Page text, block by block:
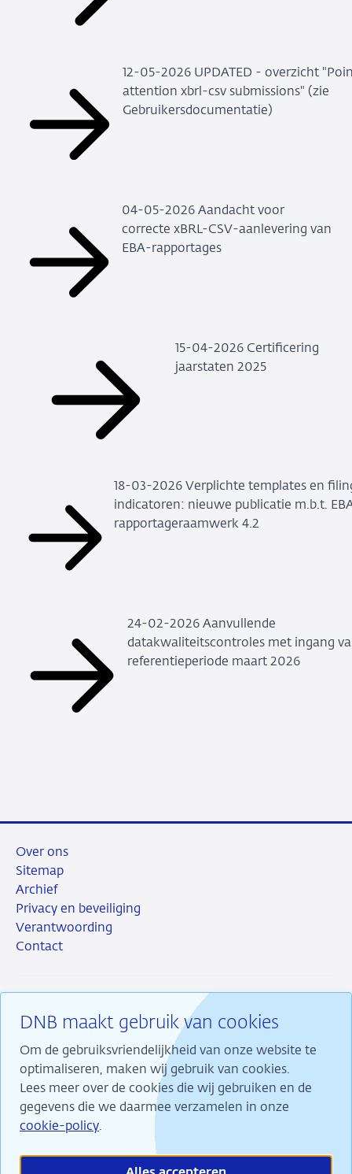
12-05-2026 UPDATED - overzicht
attention xbrl-csv submissions" (zie
Gebruikersdocumentatie)
04-05-2026 Aandacht voor
correcte xBRL-CSV-aanlevering van
EBA-rapportages
15-04-2026 Certificering
jaarstaten 2025
18-03-2026 Verplichte templates en
indicatoren: nieuwe publicatie m.b.t.
rapportageraamwerk 4.2
24-02-2026 Aanvullende
datakwaliteitscontroles met ingang
referentieperiode maart 2026
DNB maakt gebruik van cookies
Om de gebruiksvriendelijkheid van onze website te
optimaliseren, maken wij gebruik van cookies.
Lees meer over de cookies die wij gebruiken en de
gegevens die we daarmee verzamelen in onze
cookie-policy.
Over ons
Sitemap
Archief
Privacy en beveiliging
Verantwoording
Contact
RSS InstagramLinkedin
X
Wij maken ons sterk voor financiële stabiliteit en
dragen daarmee bij aan duurzame welvaart in